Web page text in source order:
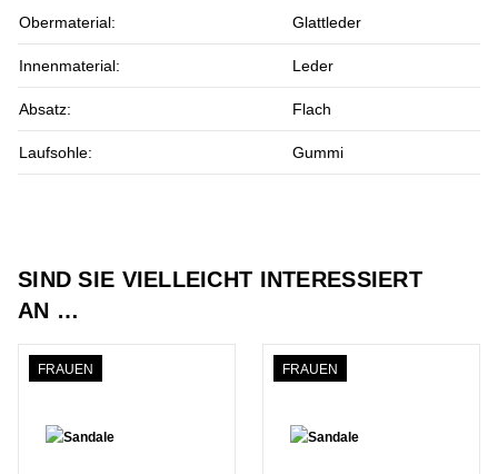
Obermaterial: Glattleder
Innenmaterial: Leder
Absatz: Flach
Laufsohle: Gummi
SIND SIE VIELLEICHT INTERESSIERT
AN …
FRAUEN FRAUEN